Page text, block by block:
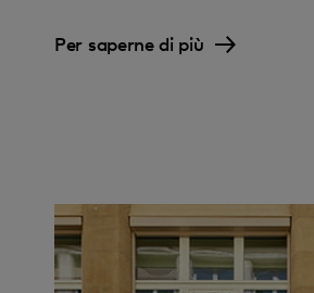
Per saperne di più